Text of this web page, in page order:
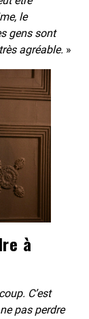
le
gens sont
agréable. »
à
C’est
pas perdre